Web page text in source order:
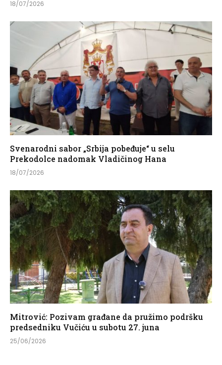
18/07/2026
Svenarodni sabor „Srbija pobeđuje“ u selu
Prekodolce nadomak Vladičinog Hana
18/07/2026
Mitrović: Pozivam građane da pružimo podršku
predsedniku Vučiću u subotu 27. juna
25/06/2026